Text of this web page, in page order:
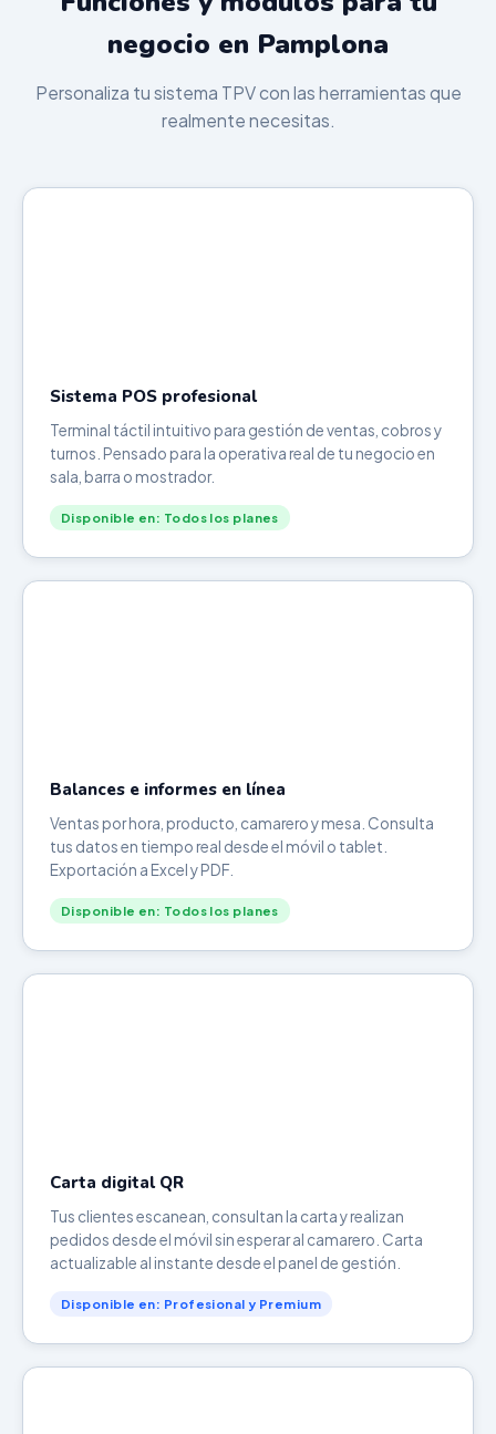
negocio en Pamplona
Personaliza tu sistema TPV con las herramientas que
realmente necesitas.
Sistema POS profesional
Terminal táctil intuitivo para gestión de ventas, cobros y
turnos. Pensado para la operativa real de tu negocio en
sala, barra o mostrador.
Disponible en: Todos los planes
Balances e informes en línea
Ventas por hora, producto, camarero y mesa. Consulta
tus datos en tiempo real desde el móvil o tablet.
Exportación a Excel y PDF.
Disponible en: Todos los planes
Carta digital QR
Tus clientes escanean, consultan la carta y realizan
pedidos desde el móvil sin esperar al camarero. Carta
actualizable al instante desde el panel de gestión.
Disponible en: Profesional y Premium